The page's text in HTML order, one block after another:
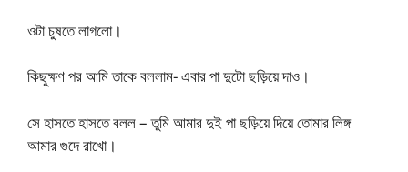
ওটা চুষতে লাগলো।
কিছুক্ষণ পর আমি তাকে বললাম- এবার পা দুটো ছড়িয়ে দাও।
সে হাসতে হাসতে বলল – তুমি আমার দুই পা ছড়িয়ে দিয়ে তোমার লিঙ্গ
আমার গুদে রাখো।